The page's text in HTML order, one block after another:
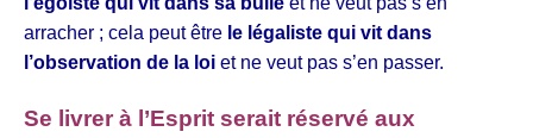
arracher ; cela peut être le légaliste qui vit dans
l’observation de la loi et ne veut pas s’en passer.
Se livrer à l’Esprit serait réservé aux